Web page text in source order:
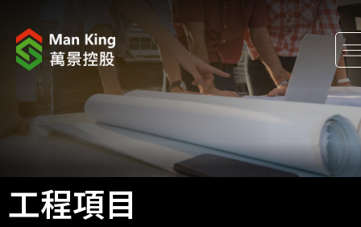
工程項目
關於我們
股東關係
工程項目
企業消息